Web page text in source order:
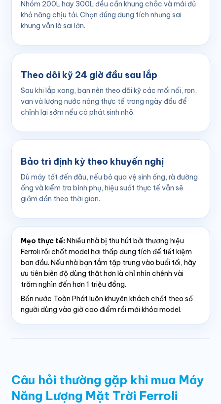
Nhóm 200L hay 300L đều cần khung chắc và mái đủ
khả năng chịu tải. Chọn đúng dung tích nhưng sai
khung vẫn là sai lớn.
Theo dõi kỹ 24 giờ đầu sau lắp
Sau khi lắp xong, bạn nên theo dõi kỹ các mối nối, ron,
van và lượng nước nóng thực tế trong ngày đầu để
chỉnh lại sớm nếu có phát sinh nhỏ.
Bảo trì định kỳ theo khuyến nghị
Dù máy tốt đến đâu, nếu bỏ qua vệ sinh ống, rà đường
ống và kiểm tra bình phụ, hiệu suất thực tế vẫn sẽ
giảm dần theo thời gian.
Mẹo thực tế:Nhiều nhà bị thu hút bởi thương hiệu
Ferroli rồi chốt model hơi thấp dung tích để tiết kiệm
ban đầu. Nếu nhà bạn tắm tập trung vào buổi tối, hãy
ưu tiên biên độ dùng thật hơn là chỉ nhìn chênh vài
trăm nghìn đến hơn 1 triệu đồng.
Bồn nước Toàn Phát luôn khuyên khách chốt theo số
người dùng vào giờ cao điểm rồi mới khóa model.
Câu hỏi thường gặp khi mua Máy
Năng Lượng Mặt Trời Ferroli